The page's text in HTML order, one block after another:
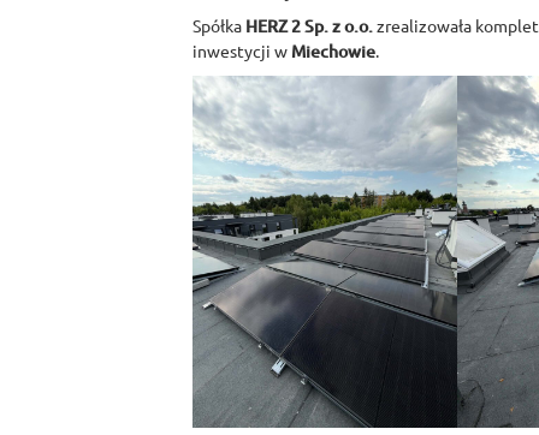
Spółka HERZ 2 Sp. z o.o.zrealizowała
inwestycji w Miechowie.